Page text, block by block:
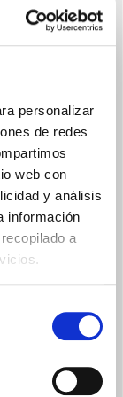
personalizar
de redes
web con
y análisis
información
a
caída